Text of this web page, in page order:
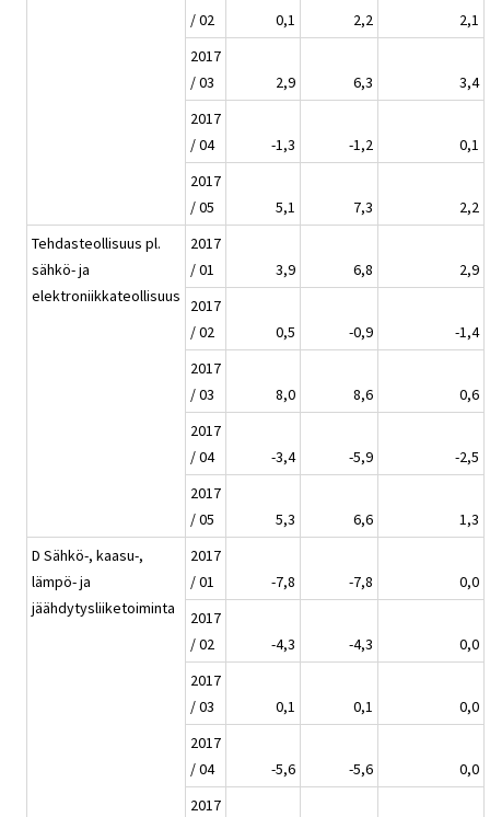
/ 02
0,1 2,2
2,1
2017
/ 03
2,9 6,3
3,4
2017
/ 04
-1,3 -1,2
0,1
2017
/ 05
5,1 7,3
2,2
Tehdasteollisuus pl.
sähkö- ja
elektroniikkateollisuus
2017
/ 01
3,9 6,8
2,9
2017
/ 02
0,5 -0,9
-1,4
2017
/ 03
8,0 8,6
0,6
2017
/ 04
-3,4 -5,9
-2,5
2017
/ 05
5,3 6,6
1,3
D Sähkö-, kaasu-,
lämpö- ja
jäähdytysliiketoiminta
2017
/ 01
-7,8 -7,8
0,0
2017
/ 02
-4,3 -4,3
0,0
2017
/ 03
0,1 0,1
0,0
2017
/ 04
-5,6 -5,6
0,0
2017